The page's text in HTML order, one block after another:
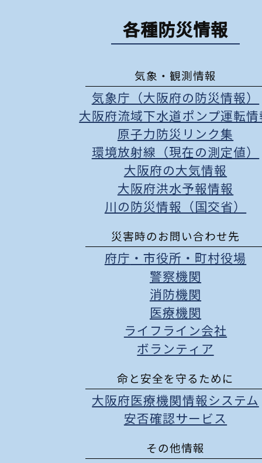
各種防災情報
気象・観測情報
気象庁（大阪府の防災情報）
大阪府流域下水道ポンプ運転情
原子力防災リンク集
環境放射線（現在の測定値）
大阪府の大気情報
大阪府洪水予報情報
川の防災情報（国交省）
災害時のお問い合わせ先
府庁 ・ 市役所 ・ 町村役場
警察機関
消防機関
医療機関
ライフライン会社
ボランティア
命と安全を守るために
大阪府医療機関情報システム
安否確認サービス
その他情報